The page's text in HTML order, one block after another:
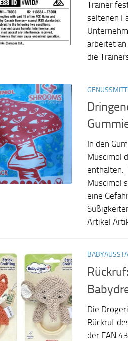
Trainer
seltenen
arbeitet an
die
In den
Muscimol
enthalten.
Muscimol
eine
Artikel
Die
Rückruf
der EAN